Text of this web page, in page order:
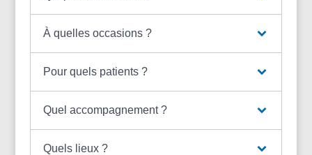
À quelles occasions ?
Pour quels patients ?
Quel accompagnement ?
Quels lieux ?